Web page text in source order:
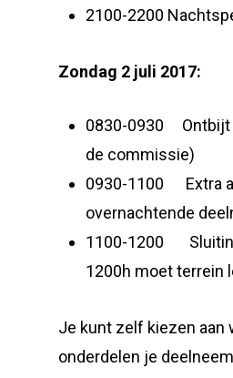
2100-2200
Zondag 2 juli 2017:
0830-0930 Ontbijt
de commissie)
0930-1100 Extra
overnachtende
1100-1200
1200h moet terrein
Je kunt zelf kiezen aan
onderdelen je